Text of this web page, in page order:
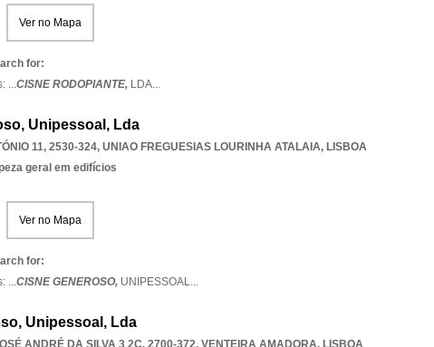
Ver no Mapa
for:
...CISNE RODOPIANTE, LDA...
Unipessoal, Lda
11, 2530-324, UNIAO FREGUESIAS LOURINHA ATALAIA, LISBOA
geral em edifícios
Ver no Mapa
for:
...CISNE GENEROSO, UNIPESSOAL...
Unipessoal, Lda
ANDRÉ DA SILVA 3 2C, 2700-372, VENTEIRA AMADORA, LISBOA